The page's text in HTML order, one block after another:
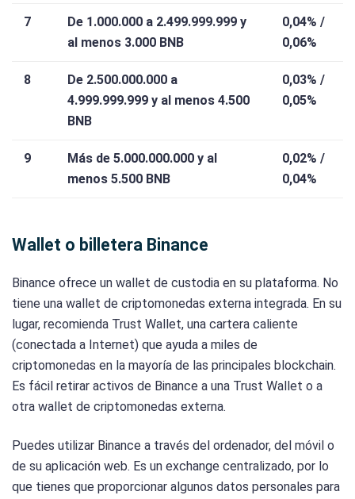
7
De 1.000.000 a 2.499.999.999 y
al menos 3.000 BNB
0,04% /
0,06%
8
De 2.500.000.000 a
4.999.999.999 y al menos 4.500
BNB
0,03% /
0,05%
9
Más de 5.000.000.000 y al
menos 5.500 BNB
0,02% /
0,04%
Wallet o billetera Binance
Binance ofrece un wallet de custodia en su plataforma. No
tiene una wallet de criptomonedas externa integrada. En su
lugar, recomienda Trust Wallet, una cartera caliente
(conectada a Internet) que ayuda a miles de
criptomonedas en la mayoría de las principales blockchain.
Es fácil retirar activos de Binance a una Trust Wallet o a
otra wallet de criptomonedas externa.
Puedes utilizar Binance a través del ordenador, del móvil o
de su aplicación web. Es un exchange centralizado, por lo
que tienes que proporcionar algunos datos personales para